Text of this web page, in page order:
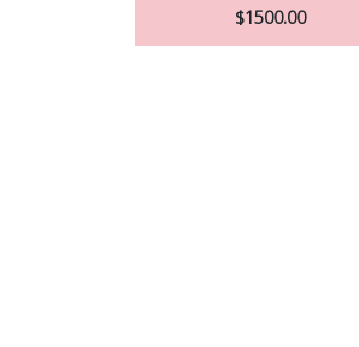
$1500.00